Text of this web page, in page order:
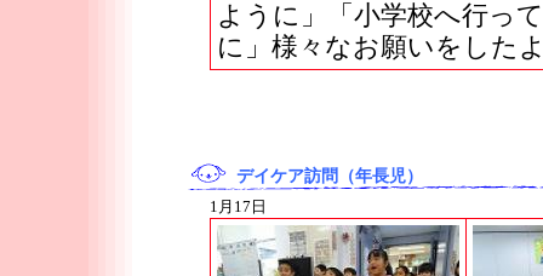
ように」「小学校へ行っ
に」様々なお願いをした
デイケア訪問（年長児）
1月17日